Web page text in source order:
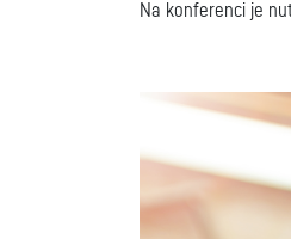
Na konferenci je